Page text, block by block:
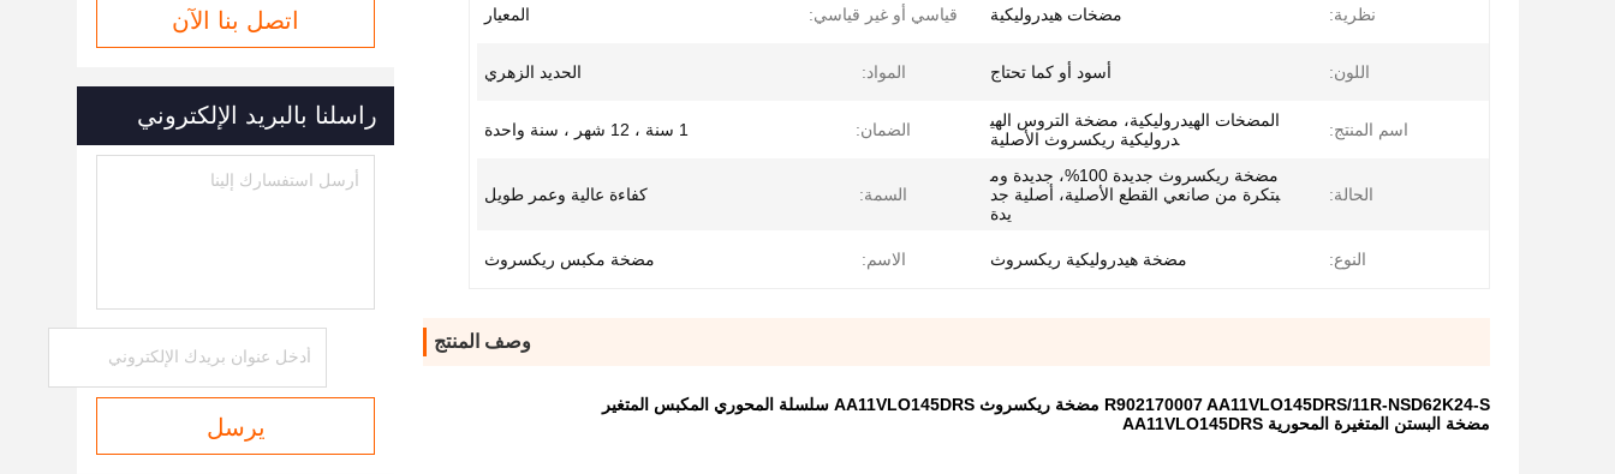
نظرية: مضخات هيدروليكية قياسي أو غير قياسي: المعيار
اللون: أسود أو كما تحتاج المواد: الحديد الزهري
اسم المنتج:
المضخات الهيدروليكية، مضخة التروس الهي
دروليكية ريكسروث الأصلية
الضمان: 1 سنة ، 12 شهر ، سنة واحدة
الحالة:
مضخة ريكسروث جديدة 100%، جديدة وم
بتكرة من صانعي القطع الأصلية، أصلية جد
يدة
السمة: كفاءة عالية وعمر طويل
النوع: مضخة هيدروليكية ريكسروث الاسم: مضخة مكبس ريكسروث
وصف المنتج
R902170007 AA11VLO145DRS/11R-NSD62K24-S مضخة ريكسروث AA11VLO145DRS سلسلة المحوري المكبس المتغير
مضخة البستن المتغيرة المحورية AA11VLO145DRS
اتصل بنا الآن
راسلنا بالبريد الإلكتروني
يرسل